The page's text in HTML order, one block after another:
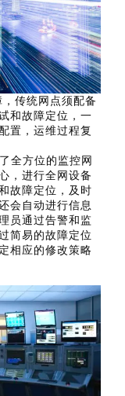
传统网点须配备
和故障定位，一
置，运维过程复
全方位的监控网
，进行全网设备
故障定位，及时
会自动进行信息
员通过告警和监
简易的故障定位
相应的修改策略